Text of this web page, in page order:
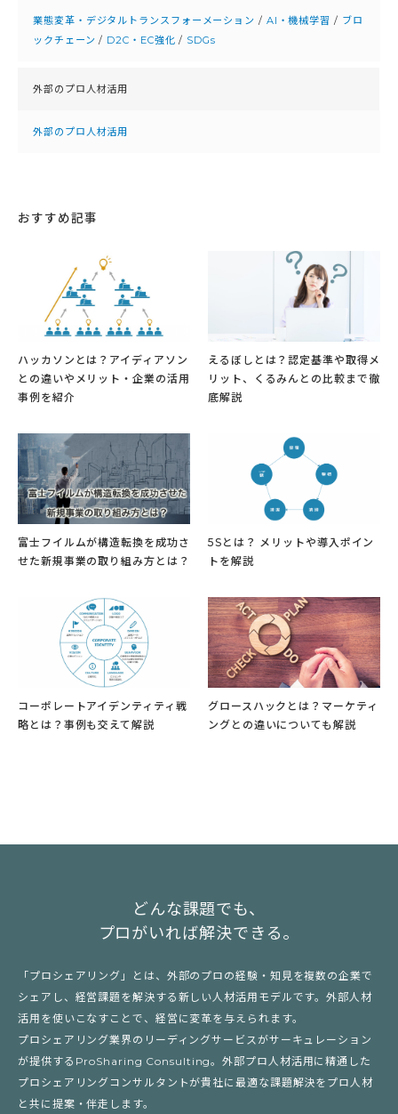
業態変革・デジタルトランスフォーメーション / AI・機械学習 / ブロ
ックチェーン / D2C・EC強化 / SDGs
外部のプロ人材活用
外部のプロ人材活用
おすすめ記事
ハッカソンとは？アイディアソン
との違いやメリット・企業の活用
事例を紹介
えるぼしとは？認定基準や取得メ
リット、くるみんとの比較まで徹
底解説
富士フイルムが構造転換を成功さ
せた新規事業の取り組み方とは？
5Sとは？ メリットや導入ポイン
トを解説
コーポレートアイデンティティ戦
略とは？事例も交えて解説
グロースハックとは？マーケティ
ングとの違いについても解説
どんな課題でも、
プロがいれば解決できる。
「プロシェアリング」とは、外部のプロの経験・知見を複数の企業で
シェアし、経営課題を解決する新しい人材活用モデルです。外部人材
活用を使いこなすことで、経営に変革を与えられます。
プロシェアリング業界のリーディングサービスがサーキュレーション
が提供するProSharing Consulting。外部プロ人材活用に精通した
プロシェアリングコンサルタントが貴社に最適な課題解決をプロ人材
と共に提案・伴走します。